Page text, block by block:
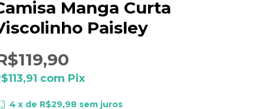
Manga Curta
Paisley
com Pix
4 x de R$29,98 sem juros